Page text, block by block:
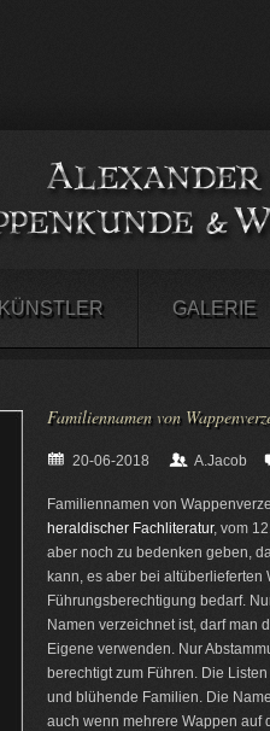
KÜNSTLER GALERIE
Familiennamen von
20-06-2018 A.Jacob
Familiennamen von
heraldischer Fachliteratur, vom
aber noch zu bedenken geben,
kann, es aber bei altüberlieferten
Führungsberechtigung bedarf.
Namen verzeichnet ist, darf man
Eigene verwenden. Nur
berechtigt zum Führen. Die
und blühende Familien. Die
auch wenn mehrere Wappen auf